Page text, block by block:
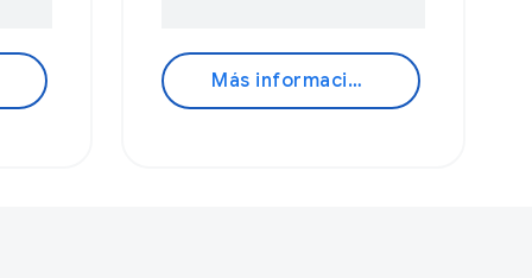
Más información